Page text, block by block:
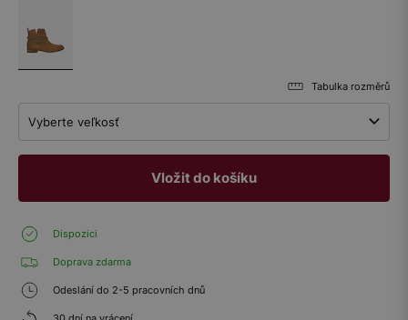
Tabulka rozměrů
Vyberte veľkosť
Vložit do košíku
Dispozici
Doprava zdarma
Odeslání do 2-5 pracovních dnů